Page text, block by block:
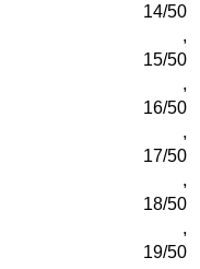
14/50
,
15/50
,
16/50
,
17/50
,
18/50
,
19/50